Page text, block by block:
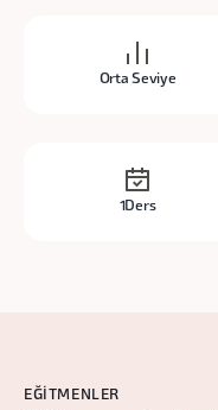
Orta Seviye
1 Ders
EĞITMENLER